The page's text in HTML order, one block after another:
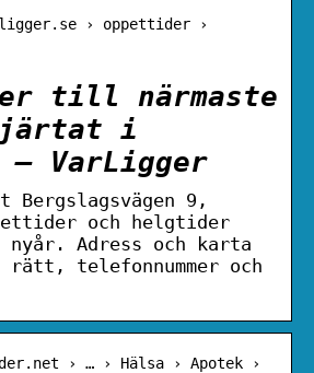
› oppettider ›
till närmaste
i
– VarLigger
Bergslagsvägen 9,
och helgtider
Adress och karta
telefonnummer och
› … › Hälsa › Apotek ›